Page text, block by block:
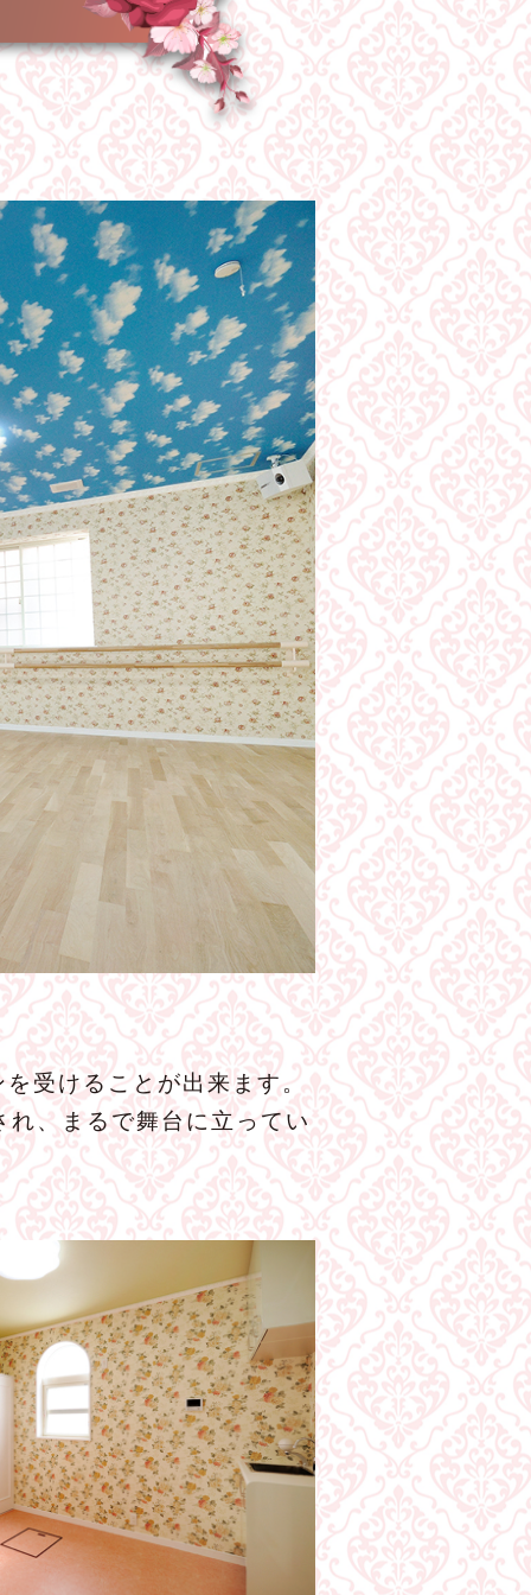
受けることが出来ます。
れ、まるで舞台に立ってい